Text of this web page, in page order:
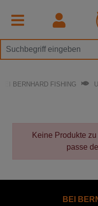
BEI BERNHARD FISHING
Keine Produkte
passe
BEI